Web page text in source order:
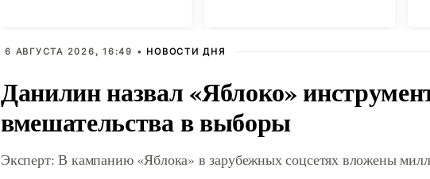
6 АВГУСТА 2026, 16:49 • НОВОСТИ ДНЯ
Данилин назвал «Яблоко»
вмешательства в выборы
Эксперт: В кампанию «Яблока» в зарубежных соцсетях вложены